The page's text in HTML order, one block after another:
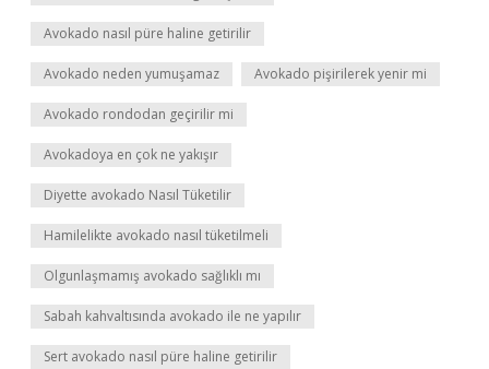
Avokado nasıl püre haline getirilir
Avokado neden yumuşamaz Avokado pişirilerek yenir mi
Avokado rondodan geçirilir mi
Avokadoya en çok ne yakışır
Diyette avokado Nasıl Tüketilir
Hamilelikte avokado nasıl tüketilmeli
Olgunlaşmamış avokado sağlıklı mı
Sabah kahvaltısında avokado ile ne yapılır
Sert avokado nasıl püre haline getirilir